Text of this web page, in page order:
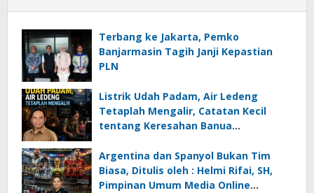
Terbang ke Jakarta, Pemko
Banjarmasin Tagih Janji Kepastian
PLN
Listrik Udah Padam, Air Ledeng
Tetaplah Mengalir, Catatan Kecil
tentang Keresahan Banua
Ancaman Lingkungan, Oleh : Helmi
Rifai, SH
Argentina dan Spanyol Bukan Tim
Biasa, Ditulis oleh : Helmi Rifai, SH,
Pimpinan Umum Media Online